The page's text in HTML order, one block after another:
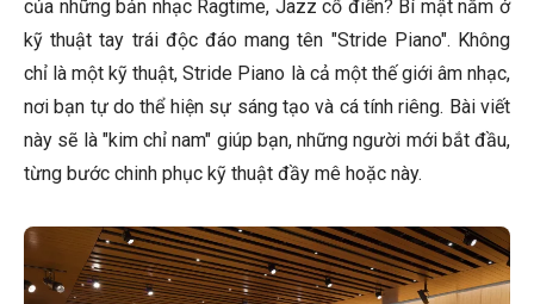
🎹 Sản Phẩm Piano Nổi Bật Tại Elite Piano
của những bản nhạc Ragtime, Jazz cổ điển? Bí mật nằm ở
kỹ thuật tay trái độc đáo mang tên "Stride Piano". Không
chỉ là một kỹ thuật, Stride Piano là cả một thế giới âm nhạc,
nơi bạn tự do thể hiện sự sáng tạo và cá tính riêng. Bài viết
này sẽ là "kim chỉ nam" giúp bạn, những người mới bắt đầu,
từng bước chinh phục kỹ thuật đầy mê hoặc này.